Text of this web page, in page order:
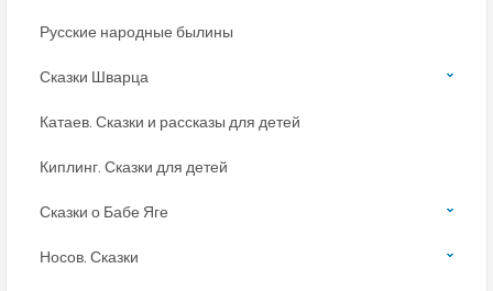
Русские народные былины
Сказки Шварца
Катаев. Сказки и рассказы для детей
Киплинг. Сказки для детей
Сказки о Бабе Яге
Носов. Сказки